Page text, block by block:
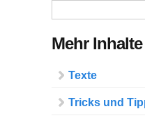
Mehr Inhalte
Texte
Tricks und